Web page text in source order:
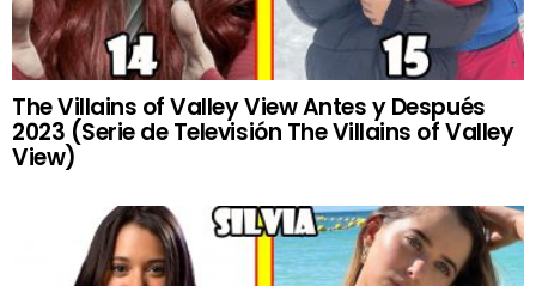
The Villains of Valley View Antes y Después
2023 (Serie de Televisión The Villains of Valley
View)